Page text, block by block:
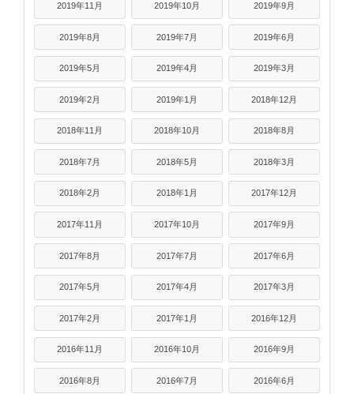
2019年11月 2019年10月 2019年9月
2019年8月 2019年7月 2019年6月
2019年5月 2019年4月 2019年3月
2019年2月 2019年1月 2018年12月
2018年11月 2018年10月 2018年8月
2018年7月 2018年5月 2018年3月
2018年2月 2018年1月 2017年12月
2017年11月 2017年10月 2017年9月
2017年8月 2017年7月 2017年6月
2017年5月 2017年4月 2017年3月
2017年2月 2017年1月 2016年12月
2016年11月 2016年10月 2016年9月
2016年8月 2016年7月 2016年6月